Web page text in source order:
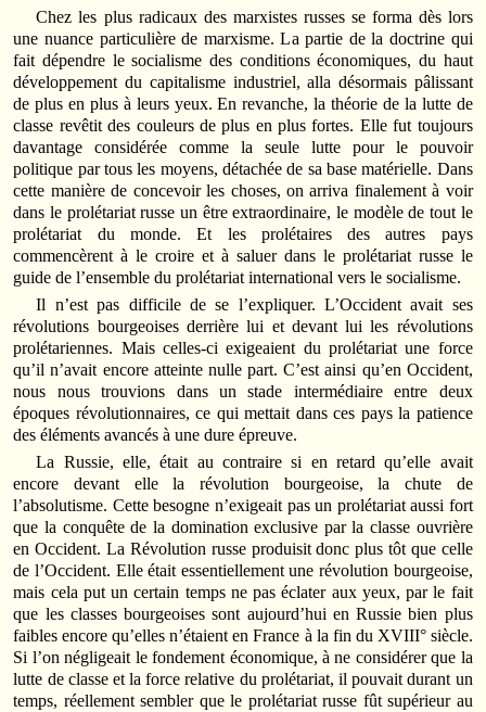
Chez les plus radicaux des marxistes russes se forma dès lors
une nuance particulière de marxisme. La partie de la doctrine qui
fait dépendre le socialisme des conditions économiques, du haut
développement du capitalisme industriel, alla désormais pâlissant
de plus en plus à leurs yeux. En revanche, la théorie de la lutte de
classe revêtit des couleurs de plus en plus fortes. Elle fut toujours
davantage considérée comme la seule lutte pour le pouvoir
politique par tous les moyens, détachée de sa base matérielle. Dans
cette manière de concevoir les choses, on arriva finalement à voir
dans le prolétariat russe un être extraordinaire, le modèle de tout le
prolétariat du monde. Et les prolétaires des autres pays
commencèrent à le croire et à saluer dans le prolétariat russe le
guide de l’ensemble du prolétariat international vers le socialisme.
Il n’est pas difficile de se l’expliquer. L’Occident avait ses
révolutions bourgeoises derrière lui et devant lui les révolutions
prolétariennes. Mais celles-ci exigeaient du prolétariat une force
qu’il n’avait encore atteinte nulle part. C’est ainsi qu’en Occident,
nous nous trouvions dans un stade intermédiaire entre deux
époques révolutionnaires, ce qui mettait dans ces pays la patience
des éléments avancés à une dure épreuve.
La Russie, elle, était au contraire si en retard qu’elle avait
encore devant elle la révolution bourgeoise, la chute de
l’absolutisme. Cette besogne n’exigeait pas un prolétariat aussi fort
que la conquête de la domination exclusive par la classe ouvrière
en Occident. La Révolution russe produisit donc plus tôt que celle
de l’Occident. Elle était essentiellement une révolution bourgeoise,
mais cela put un certain temps ne pas éclater aux yeux, par le fait
que les classes bourgeoises sont aujourd’hui en Russie bien plus
faibles encore qu’elles n’étaient en France à la fin du XVIII° siècle.
Si l’on négligeait le fondement économique, à ne considérer que la
lutte de classe et la force relative du prolétariat, il pouvait durant un
temps, réellement sembler que le prolétariat russe fût supérieur au